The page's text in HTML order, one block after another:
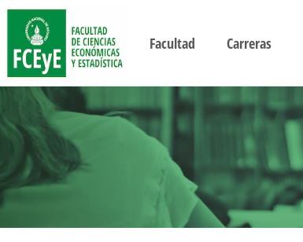
Facultad Carreras